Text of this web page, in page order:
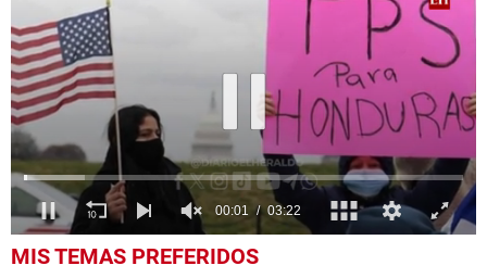
seconds
MIS TEMAS PREFERIDOS